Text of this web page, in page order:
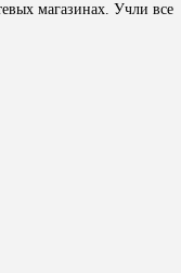
магазинах. Учли все